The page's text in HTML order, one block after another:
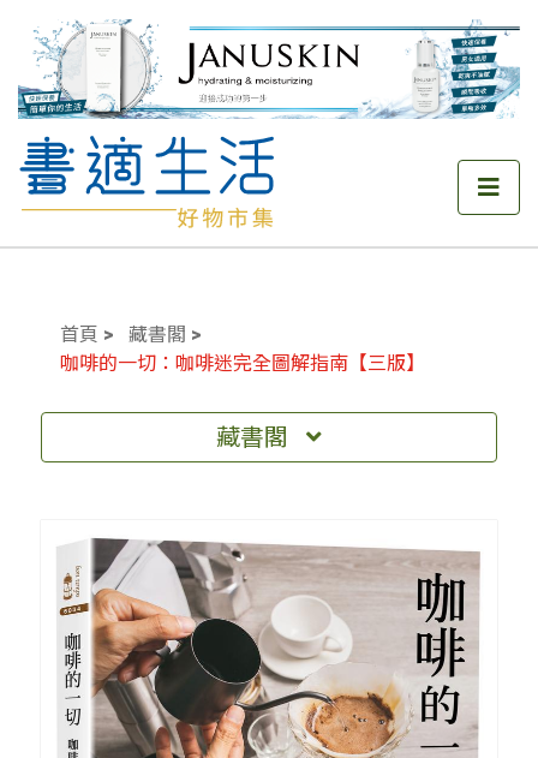
首頁
藏書閣
咖啡的一切：咖啡迷完全圖解指南【三版】
藏書閣